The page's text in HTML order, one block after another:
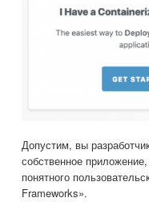
Допустим, вы
собственное
понятного
Frameworks».